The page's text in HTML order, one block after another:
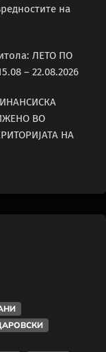
на
ЛЕТО ПО
– 22.08.2026
ВО
НА